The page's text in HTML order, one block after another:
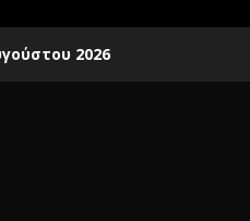
2026